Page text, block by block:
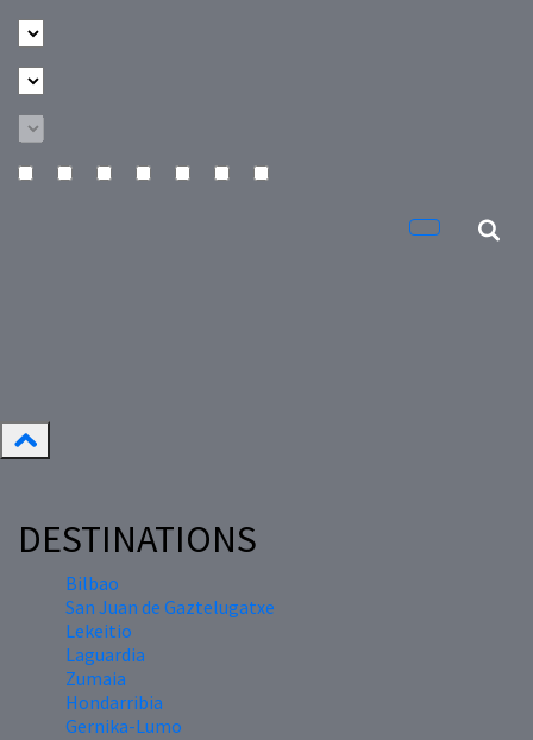
DESTINATIONS
Bilbao
San Juan de Gaztelugatxe
Lekeitio
Laguardia
Zumaia
Hondarribia
Gernika-Lumo